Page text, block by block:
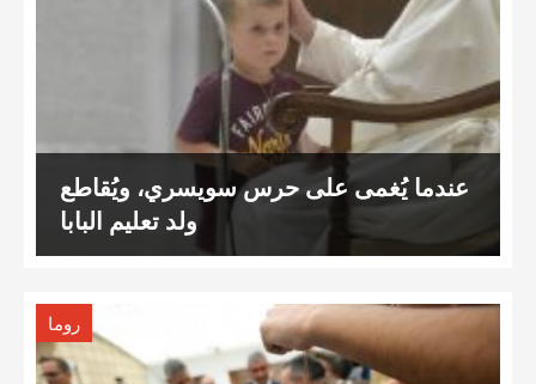
عندما يُغمى على حرس سويسري، ويُقاطع
ولد تعليم البابا
روما